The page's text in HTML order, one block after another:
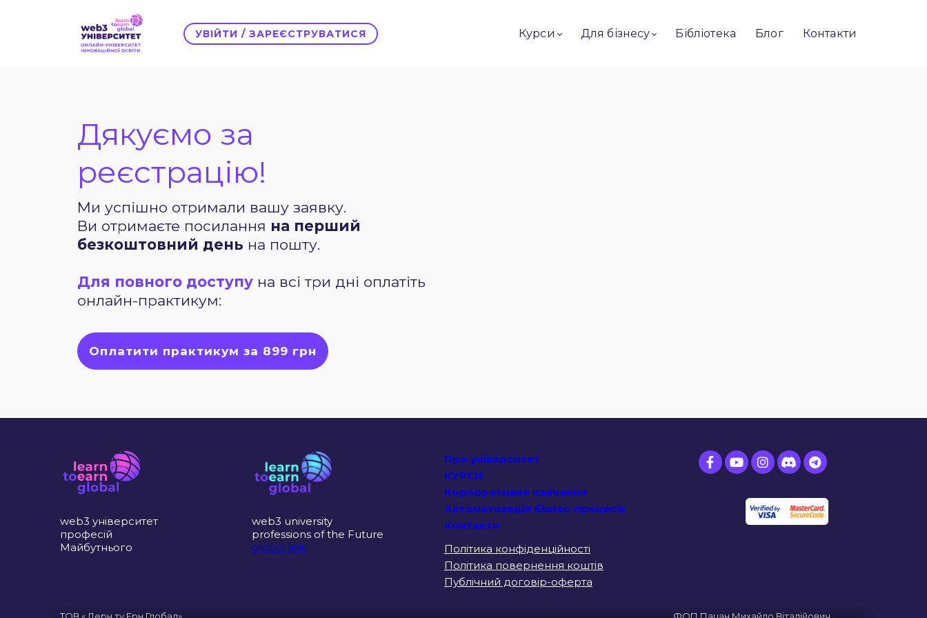
УВІЙТИ / ЗАРЕЄСТРУВАТИСЯ Курси Для бізнесу Бібліотека Блог Контакти
Дякуємо за
реєстрацію!
Ми успішно отримали вашу заявку.
Ви отримаєте посилання на перший
безкоштовний день на пошту.
Для повного доступу на всі три дні оплатіть
онлайн-практикум:
Оплатити практикум за 899 грн
web3 університет
професій
Майбутнього
web3 university
professions of the Future
global link
Про університет
КУРСИ
Корпоративне навчання
Автоматизація бізнес-процесів
Контакти
Політика конфіденційності
Політика повернення коштів
Публічний договір-оферта